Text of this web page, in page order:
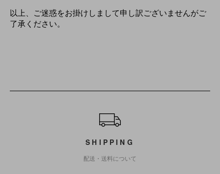
以上、ご迷惑をお掛けしまして申し訳ございませんがご
了承ください。
ショッピングガイド
SHIPPING
配送・送料について